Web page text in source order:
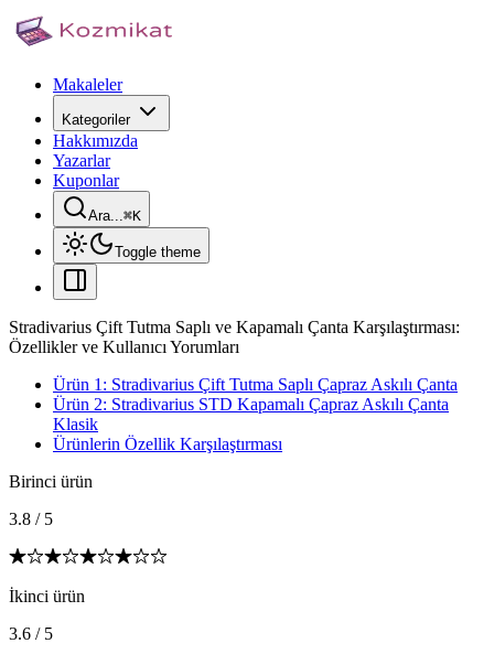
Makaleler
Kategoriler
Hakkımızda
Yazarlar
Kuponlar
Ara...⌘K
Toggle theme
Stradivarius Çift Tutma Saplı ve Kapamalı Çanta Karşılaştırması:
Özellikler ve Kullanıcı Yorumları
Ürün 1: Stradivarius Çift Tutma Saplı Çapraz Askılı Çanta
Ürün 2: Stradivarius STD Kapamalı Çapraz Askılı Çanta
Klasik
Ürünlerin Özellik Karşılaştırması
Birinci ürün
3.8 / 5
İkinci ürün
3.6 / 5